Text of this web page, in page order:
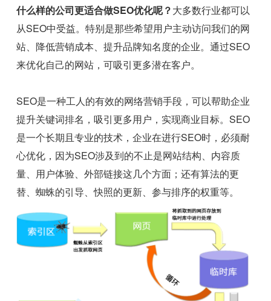
什么样的公司更适合做SEO优化呢？大多数行业都可以
从SEO中受益。特别是那些希望用户主动访问我们的网
站、降低营销成本、提升品牌知名度的企业。通过SEO
来优化自己的网站，可吸引更多潜在客户。
SEO是一种工人的有效的网络营销手段，可以帮助企业
提升关键词排名，吸引更多用户，实现商业目标。SEO
是一个长期且专业的技术，企业在进行SEO时，必须耐
心优化，因为SEO涉及到的不止是网站结构、内容质
量、用户体验、外部链接这几个方面；还有算法的更
替、蜘蛛的引导、快照的更新、参与排序的权重等。